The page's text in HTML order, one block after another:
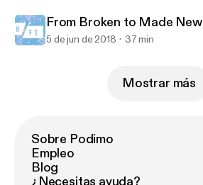
From Broken to Made New
5 de jun de 2018 37 min
Mostrar más
Sobre Podimo
Empleo
Blog
¿Necesitas ayuda?